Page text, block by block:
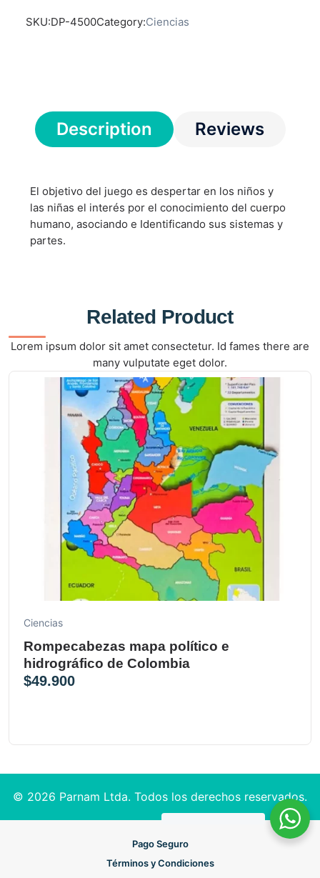
SKU:DP-4500Category:Ciencias
Description Reviews
El objetivo del juego es despertar en los niños y
las niñas el interés por el conocimiento del cuerpo
humano, asociando e Identificando sus sistemas y
partes.
Related Product
Lorem ipsum dolor sit amet consectetur. Id fames there are
many vulputate eget dolor.
Ciencias
Rompecabezas mapa político e
hidrográfico de Colombia
$49.900
© 2026 Parnam Ltda. Todos los derechos reservados.
Pago Seguro
Términos y Condiciones